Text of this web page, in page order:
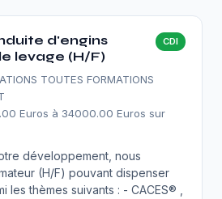
d'engins
levage (H/F)
CDI
TOUTES FORMATIONS
Euros à 34000.00 Euros sur
développement, nous
(H/F) pouvant dispenser
les thèmes suivants : - CACES® ,